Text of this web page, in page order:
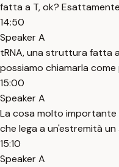
fatta a T, ok?
14:50
Speaker A
tRNA, una struttura fatta
possiamo chiamarla come
15:00
Speaker A
La cosa molto importante
che lega a un'estremità
15:10
Speaker A